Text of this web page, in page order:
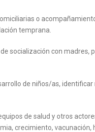
o
temprana.
socialización con madres,
de niños/as,
de salud y otros
crecimiento, vacunación,